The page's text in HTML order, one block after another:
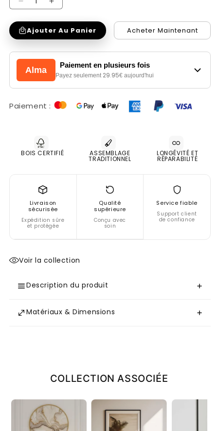
Réduire
la
quantité
de
Table
d&#39;appoint
sculptée
Mango
Augmenter
la
quantité
de
Table
d&#39;appoint
sculptée
Mango
Ajouter Au Panier Acheter Maintenant
Alma
Paiement en plusieurs fois
Payez seulement 29.95€ aujourd'hui
Paiement :
BOIS CERTIFIÉ ASSEMBLAGE
TRADITIONNEL
LONGÉVITÉ ET
RÉPARABILITÉ
Livraison
sécurisée
Expédition sûre
et protégée
Qualité
supérieure
Conçu avec
soin
Service fiable
Support client
de confiance
Voir la collection
Description du produit
Matériaux & Dimensions
COLLECTION ASSOCIÉE